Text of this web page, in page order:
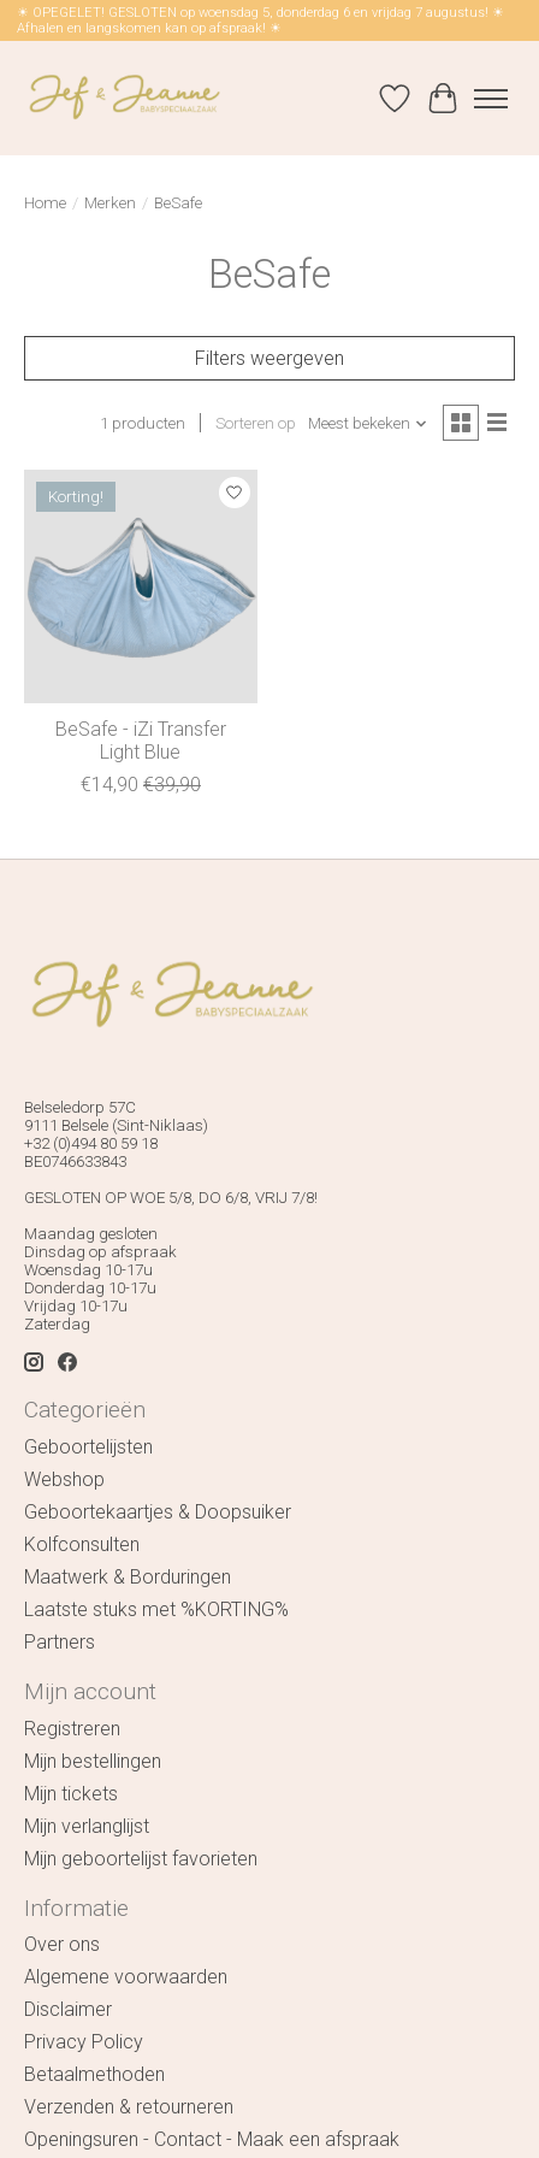
☀ OPEGELET! GESLOTEN op woensdag 5, donderdag 6 en vrijdag 7 augustus! ☀
Afhalen en langskomen kan op afspraak! ☀
Verlanglijst
Home / Merken / BeSafe
BeSafe
Filters weergeven
1 producten Sorteren op Meest bekeken
Korting!
BeSafe - iZi Transfer
Light Blue
€14,90 €39,90
Belseledorp 57C
9111 Belsele (Sint-Niklaas)
+32 (0)494 80 59 18
BE0746633843
GESLOTEN OP WOE 5/8, DO 6/8, VRIJ 7/8!
Maandag gesloten
Dinsdag op afspraak
Woensdag 10-17u
Donderdag 10-17u
Vrijdag 10-17u
Zaterdag
Categorieën
Geboortelijsten
Webshop
Geboortekaartjes & Doopsuiker
Kolfconsulten
Maatwerk & Borduringen
Laatste stuks met %KORTING%
Partners
Mijn account
Registreren
Mijn bestellingen
Mijn tickets
Mijn verlanglijst
Mijn geboortelijst favorieten
Informatie
Over ons
Algemene voorwaarden
Disclaimer
Privacy Policy
Betaalmethoden
Verzenden & retourneren
Openingsuren - Contact - Maak een afspraak